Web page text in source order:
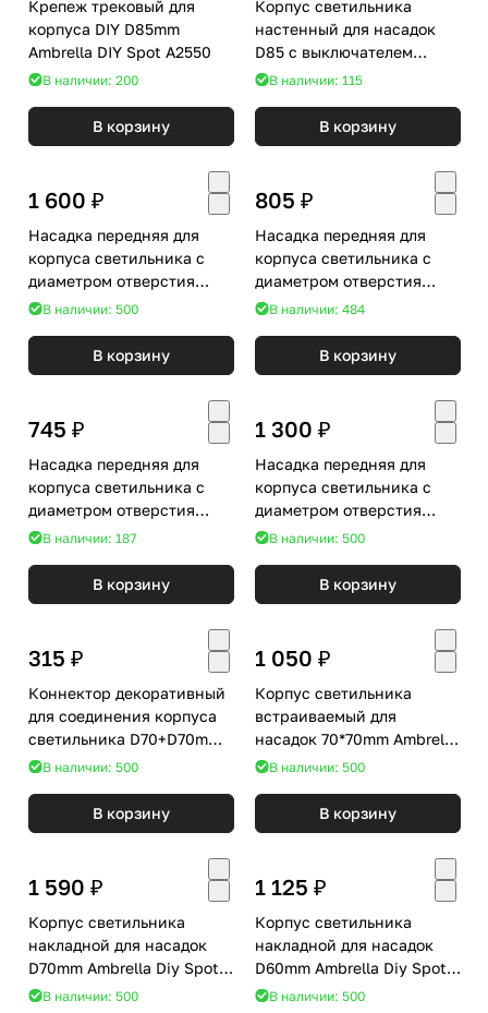
Крепеж трековый для
корпуса DIY D85mm
Ambrella DIY Spot A2550
В наличии: 200
В корзину
Корпус светильника
настенный для насадок
D85 с выключателем
Ambrella DIY Spot C9595
В наличии: 115
В корзину
1 600 ₽
Насадка передняя для
корпуса светильника с
диаметром отверстия
D70mm Ambrella DIY Spot
В наличии: 500
В корзину
805 ₽
Насадка передняя для
корпуса светильника с
диаметром отверстия
D70mm Ambrella DIY Spot
В наличии: 484
В корзину
745 ₽
Насадка передняя для
корпуса светильника с
диаметром отверстия
D70mm Ambrella DIY Spot
В наличии: 187
В корзину
1 300 ₽
Насадка передняя для
корпуса светильника с
диаметром отверстия
D60mm Ambrella DIY Spot
В наличии: 500
В корзину
315 ₽
Коннектор декоративный
для соединения корпуса
светильника D70+D70mm
Ambrella DIY Spot A2070
В наличии: 500
В корзину
1 050 ₽
Корпус светильника
встраиваемый для
насадок 70*70mm Ambrella
Diy Spot C7902
В наличии: 500
В корзину
1 590 ₽
Корпус светильника
накладной для насадок
D70mm Ambrella Diy Spot
C7511
В наличии: 500
1 125 ₽
Корпус светильника
накладной для насадок
D60mm Ambrella Diy Spot
C6314
В наличии: 500